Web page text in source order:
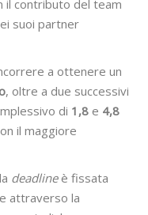
il contributo del team
suoi partner
a ottenere un
, oltre a due successivi
di 1,8 e 4,8
il maggiore
deadlineè fissata
attraverso la